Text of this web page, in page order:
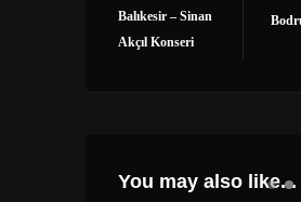
Balıkesir – Sinan
Akçıl Konseri
You may also like...